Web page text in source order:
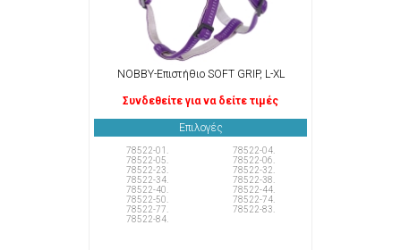
NOBBY-Επιστήθιο SOFT GRIP, L-XL
Συνδεθείτε για να δείτε τιμές
Επιλογές
78522-01.
78522-04.
78522-05.
78522-06.
78522-23.
78522-32.
78522-34.
78522-38.
78522-40.
78522-44.
78522-50.
78522-74.
78522-77.
78522-83.
78522-84.